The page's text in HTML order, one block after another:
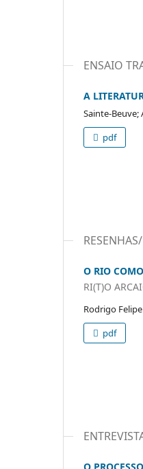
ENSAIO
A
Sainte-Beuve;
pdf
O RIO
RI(T)O
Rodrigo
pdf